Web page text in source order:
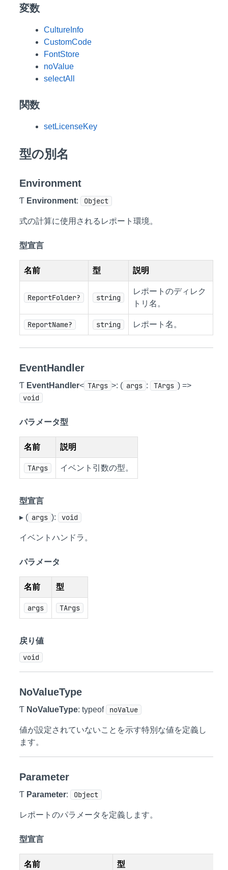
変数
CultureInfo
CustomCode
FontStore
noValue
selectAll
関数
setLicenseKey
型の別名
Environment
Ƭ Environment: Object
式の計算に使用されるレポート環境。
型宣言
名前 型 説明
ReportFolder? string
レポートのディレク
トリ名。
ReportName? string レポート名。
EventHandler
Ƭ EventHandler< TArgs >: ( args : TArgs ) =>
void
パラメータ型
名前 説明
TArgs イベント引数の型。
型宣言
▸ ( args ): void
イベントハンドラ。
パラメータ
名前 型
args TArgs
戻り値
void
NoValueType
Ƭ NoValueType: typeof noValue
値が設定されていないことを示す特別な値を定義し
ます。
Parameter
Ƭ Parameter: Object
レポートのパラメータを定義します。
型宣言
名前 型